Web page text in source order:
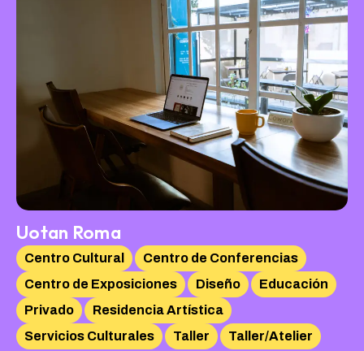
Uotan Roma
Centro Cultural
Centro de Conferencias
Centro de Exposiciones
Diseño
Educación
Privado
Residencia Artística
Servicios Culturales
Taller
Taller/Atelier